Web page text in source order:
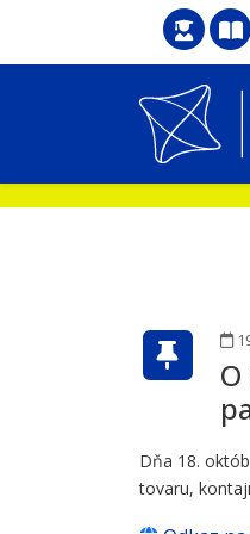
Dňa 18.
tovaru,